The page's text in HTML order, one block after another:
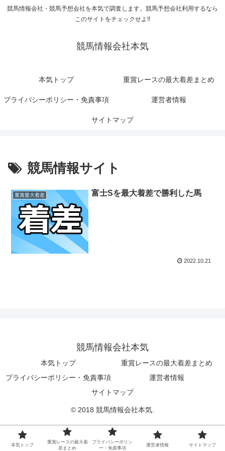
競馬情報会社・競馬予想会社を本気で調査します。競馬予想会社利用するなら
このサイトをチェックせよ!!
競馬情報会社本気
本気トップ 重賞レースの最大着差まとめ
プライバシーポリシー・免責事項 運営者情報
サイトマップ
競馬情報サイト
重賞最大着差 富士Sを最大着差で勝利した馬
2022.10.21
競馬情報会社本気
本気トップ
重賞レースの最大着差まとめ
プライバシーポリシー・免責事項
運営者情報
サイトマップ
© 2018 競馬情報会社本気.
本気トップ
重賞レースの最大着
差まとめ
プライバシーポリシ
ー・免責事項
運営者情報 サイトマップ